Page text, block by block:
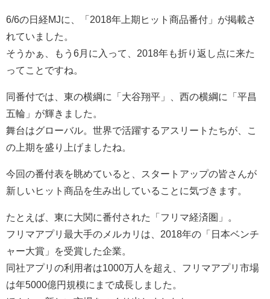
6/6の日経MJに、「2018年上期ヒット商品番付」が掲載さ
れていました。
そうかぁ、もう6月に入って、2018年も折り返し点に来た
ってことですね。
同番付では、東の横綱に「大谷翔平」、西の横綱に「平昌
五輪」が輝きました。
舞台はグローバル。世界で活躍するアスリートたちが、こ
の上期を盛り上げましたね。
今回の番付表を眺めていると、スタートアップの皆さんが
新しいヒット商品を生み出していることに気づきます。
たとえば、東に大関に番付された「フリマ経済圏」。
フリマアプリ最大手のメルカリは、2018年の「日本ベンチ
ャー大賞」を受賞した企業。
同社アプリの利用者は1000万人を超え、フリマアプリ市場
は年5000億円規模にまで成長しました。